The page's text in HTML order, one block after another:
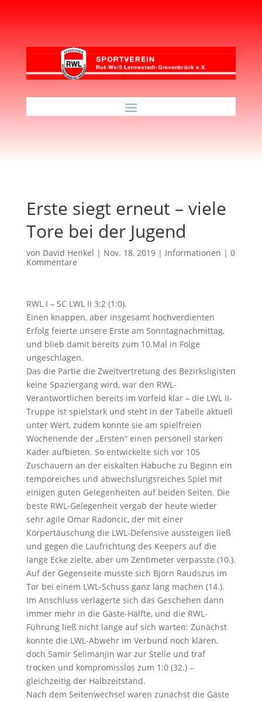
Erste siegt erneut – viele
Tore bei der Jugend
von David Henkel | Nov. 18, 2019| Informationen | 0
Kommentare
RWL I – SC LWL II 3:2 (1:0).
Einen knappen, aber insgesamt hochverdienten
Erfolg feierte unsere Erste am Sonntagnachmittag,
und blieb damit bereits zum 10.Mal in Folge
ungeschlagen.
Das die Partie die Zweitvertretung des Bezirksligisten
keine Spaziergang wird, war den RWL-
Verantwortlichen bereits im Vorfeld klar – die LWL II-
Truppe ist spielstark und steht in der Tabelle aktuell
unter Wert, zudem konnte sie am spielfreien
Wochenende der „Ersten“ einen personell starken
Kader aufbieten. So entwickelte sich vor 105
Zuschauern an der eiskalten Habuche zu Beginn ein
temporeiches und abwechslungsreiches Spiel mit
einigen guten Gelegenheiten auf beiden Seiten. Die
beste RWL-Gelegenheit vergab der heute wieder
sehr agile Omar Radoncic, der mit einer
Körpertäuschung die LWL-Defensive aussteigen ließ
und gegen die Laufrichtung des Keepers auf die
lange Ecke zielte, aber um Zentimeter verpasste (10.).
Auf der Gegenseite musste sich Björn Raudszus im
Tor bei einem LWL-Schuss ganz lang machen (14.).
Im Anschluss verlagerte sich das Geschehen dann
immer mehr in die Gäste-Hälfte, und die RWL-
Führung ließ nicht lange auf sich warten: Zunächst
konnte die LWL-Abwehr im Verbund noch klären,
doch Samir Selimanjin war zur Stelle und traf
trocken und kompromisslos zum 1:0 (32.) –
gleichzeitig der Halbzeitstand.
Nach dem Seitenwechsel waren zunächst die Gäste